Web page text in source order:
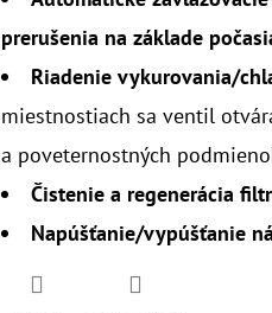
prerušenia na základe
Riadenie vykurovania/
miestnostiach sa ventil
a poveternostných
Čistenie a regenerácia
Napúšťanie/vypúšťanie